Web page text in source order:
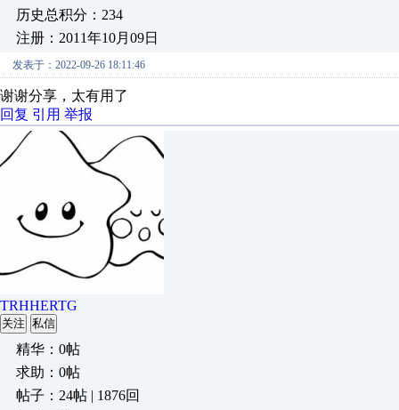
历史总积分：234
注册：2011年10月09日
发表于：2022-09-26 18:11:46
谢谢分享，太有用了
回复 引用 举报
TRHHERTG
关注 私信
精华：0帖
求助：0帖
帖子：24帖 | 1876回